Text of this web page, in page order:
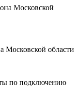
Московской области
по подключению